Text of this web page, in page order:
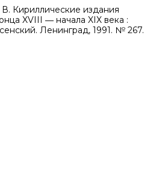
Кириллические издания
XVIII ― начала XIX века :
Ленинград, 1991. № 267.